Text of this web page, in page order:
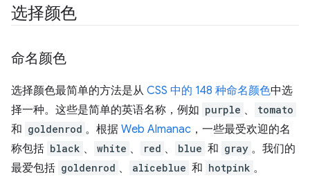
选择颜色
命名颜色
选择颜色最简单的方法是从 CSS 中的 148 种命名颜色中选
择一种。这些是简单的英语名称，例如 purple 、 tomato
和 goldenrod 。根据 Web Almanac ，一些最受欢迎的名
称包括 black 、 white 、 red 、 blue 和 gray 。我们的
最爱包括 goldenrod 、 aliceblue 和 hotpink 。